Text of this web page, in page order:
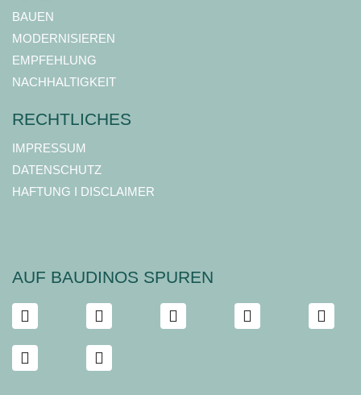
BAUEN
MODERNISIEREN
EMPFEHLUNG
NACHHALTIGKEIT
RECHTLICHES
IMPRESSUM
DATENSCHUTZ
HAFTUNG I DISCLAIMER
AUF BAUDINOS SPUREN